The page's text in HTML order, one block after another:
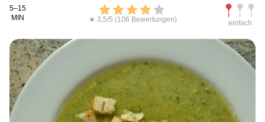
Kochdauer
5–15
MIN
Bewerten
★ 3,5/5 (106 Bewertungen) einfach